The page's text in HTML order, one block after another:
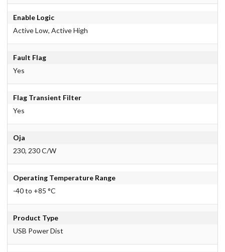
Enable Logic
Active Low, Active High
Fault Flag
Yes
Flag Transient Filter
Yes
Oja
230, 230 C/W
Operating Temperature Range
-40 to +85 °C
Product Type
USB Power Dist